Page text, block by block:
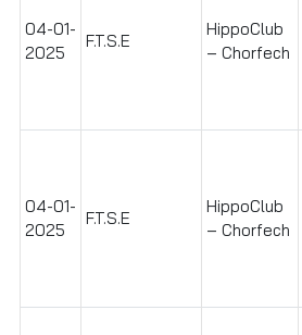
04-01-
2025
F.T.S.E
HippoClub
– Chorfech
04-01-
2025
F.T.S.E
HippoClub
– Chorfech